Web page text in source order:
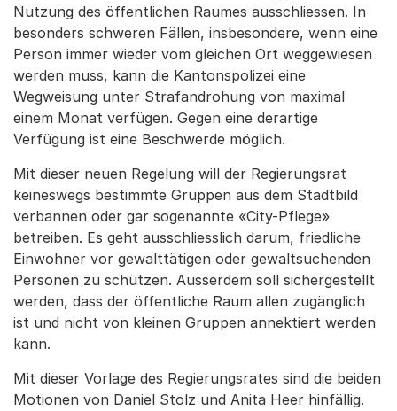
Nutzung des öffentlichen Raumes ausschliessen. In
besonders schweren Fällen, insbesondere, wenn eine
Person immer wieder vom gleichen Ort weggewiesen
werden muss, kann die Kantonspolizei eine
Wegweisung unter Strafandrohung von maximal
einem Monat verfügen. Gegen eine derartige
Verfügung ist eine Beschwerde möglich.
Mit dieser neuen Regelung will der Regierungsrat
keineswegs bestimmte Gruppen aus dem Stadtbild
verbannen oder gar sogenannte «City-Pflege»
betreiben. Es geht ausschliesslich darum, friedliche
Einwohner vor gewalttätigen oder gewaltsuchenden
Personen zu schützen. Ausserdem soll sichergestellt
werden, dass der öffentliche Raum allen zugänglich
ist und nicht von kleinen Gruppen annektiert werden
kann.
Mit dieser Vorlage des Regierungsrates sind die beiden
Motionen von Daniel Stolz und Anita Heer hinfällig.